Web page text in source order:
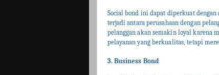
Social bond ini dapat diperkuat
terjadi antara perusahaan dengan
pelanggan akan semakin loyal karena
pelayanan yang berkualitas, tetapi
3. Business Bond